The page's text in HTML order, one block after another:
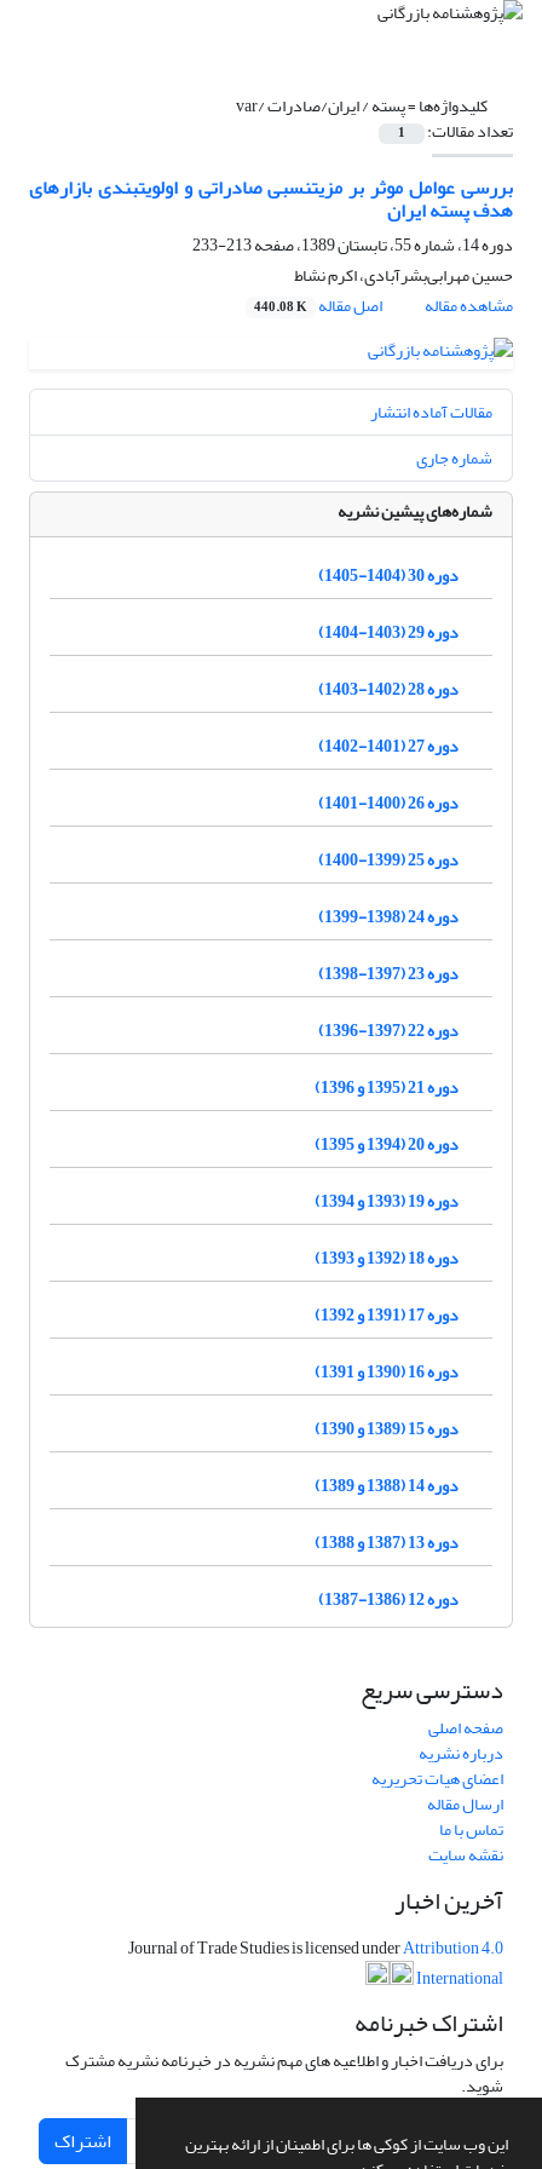
این وب سایت از کوکی ها برای اطمینان از ارائه بهترین
کلیدواژه‌ها =پسته / ایران/صادرات /var
تعداد مقالات: 1
بررسی عوامل موثر بر مزیتنسبی صادراتی و اولویتبندی بازارهای
هدف پسته ایران
دوره 14، شماره 55، تابستان 1389، صفحه
213-233
حسین مهرابی‌بشرآبادی، اکرم نشاط
مشاهده مقاله
اصل مقاله 440.08 K
مقالات آماده انتشار
شماره جاری
شماره‌های پیشین نشریه
دوره 30 (1404-1405)
دوره 29 (1403-1404)
دوره 28 (1402-1403)
دوره 27 (1401-1402)
دوره 26 (1400-1401)
دوره 25 (1399-1400)
دوره 24 (1398-1399)
دوره 23 (1397-1398)
دوره 22 (1397-1396)
دوره 21 (1395 و 1396)
دوره 20 (1394 و 1395)
دوره 19 (1393 و 1394)
دوره 18 (1392 و 1393)
دوره 17 (1391 و 1392)
دوره 16 (1390 و 1391)
دوره 15 (1389 و 1390)
دوره 14 (1388 و 1389)
دوره 13 (1387 و 1388)
دوره 12 (1386-1387)
دسترسی سریع
صفحه اصلی
درباره نشریه
اعضای هیات تحریریه
ارسال مقاله
تماس با ما
نقشه سایت
آخرین اخبار
Journal of Trade Studies is licensed underAttribution 4.0
International
اشتراک خبرنامه
برای دریافت اخبار و اطلاعیه های مهم نشریه در خبرنامه نشریه مشترک
شوید.
اشتراک